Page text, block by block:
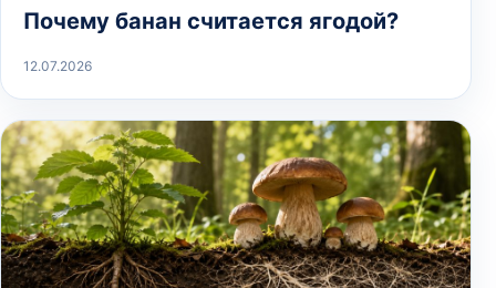
Почему банан считается ягодой?
12.07.2026